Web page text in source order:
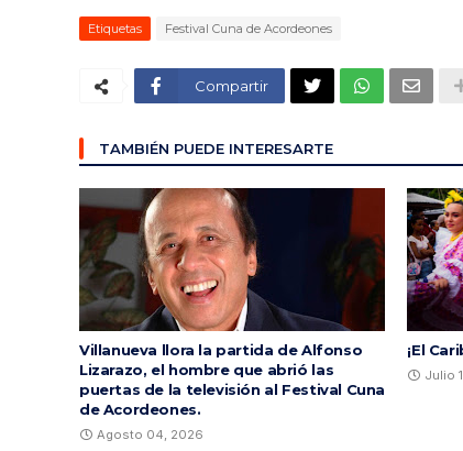
Etiquetas Festival Cuna de Acordeones
Compartir
TAMBIÉN PUEDE INTERESARTE
Villanueva llora la partida de Alfonso
Lizarazo, el hombre que abrió las
puertas de la televisión al Festival Cuna
de Acordeones.
Agosto 04, 2026
¡El
Julio